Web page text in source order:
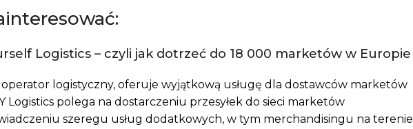
Logistics – czyli jak dotrzeć do 18 000 marketów w Europie
operator logistyczny, oferuje wyjątkową usługę dla dostawców marketów
Logistics polega na dostarczeniu przesyłek do sieci marketów
szeregu usług dodatkowych, w tym merchandisingu na terenie